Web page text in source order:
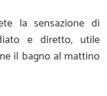
la sensazione di
e diretto, utile
il bagno al mattino